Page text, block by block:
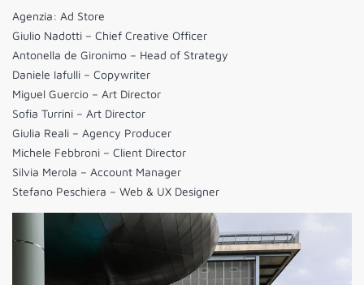
Agenzia: Ad Store
Giulio Nadotti – Chief Creative Officer
Antonella de Gironimo – Head of Strategy
Daniele Iafulli – Copywriter
Miguel Guercio – Art Director
Sofia Turrini – Art Director
Giulia Reali – Agency Producer
Michele Febbroni – Client Director
Silvia Merola – Account Manager
Stefano Peschiera – Web & UX Designer